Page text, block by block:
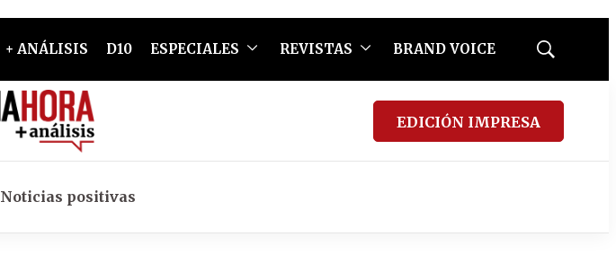
+ ANÁLISIS D10 ESPECIALES REVISTAS BRAND VOICE
Mostrar
EDICIÓN IMPRESA
Noticias positivas